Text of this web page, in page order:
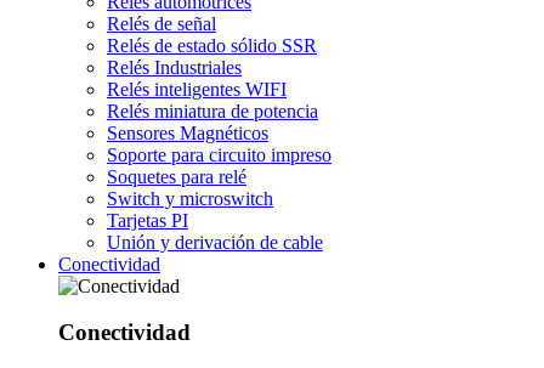
Relés de señal
Relés de estado sólido SSR
Relés Industriales
Relés inteligentes WIFI
Relés miniatura de potencia
Sensores Magnéticos
Soporte para circuito impreso
Soquetes para relé
Switch y microswitch
Tarjetas PI
Unión y derivación de cable
Conectividad
Conectividad